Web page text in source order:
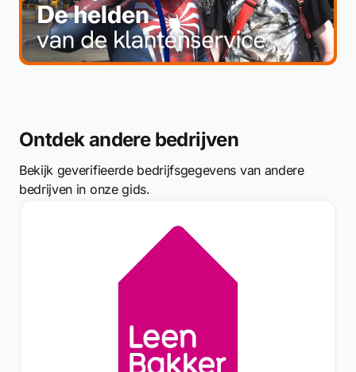
Ontdek andere bedrijven
Bekijk geverifieerde bedrijfsgegevens van andere
bedrijven in onze gids.